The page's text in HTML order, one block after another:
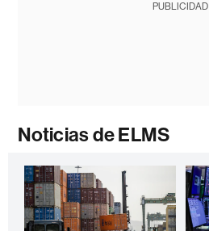
PUBLICIDAD
Noticias de ELMS